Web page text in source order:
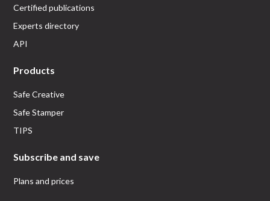
Certified publications
Experts directory
API
Products
Safe Creative
Safe Stamper
TIPS
Subscribe and save
Plans and prices